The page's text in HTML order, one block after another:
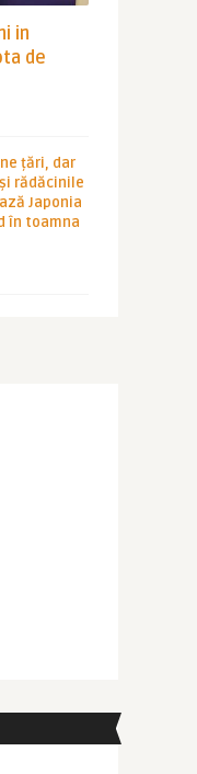
in
de
țări, dar
rădăcinile
Japonia
în toamna